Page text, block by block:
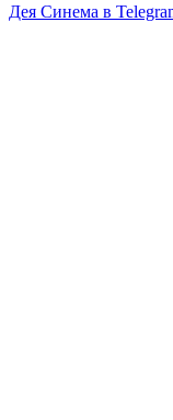
Дея Синема в